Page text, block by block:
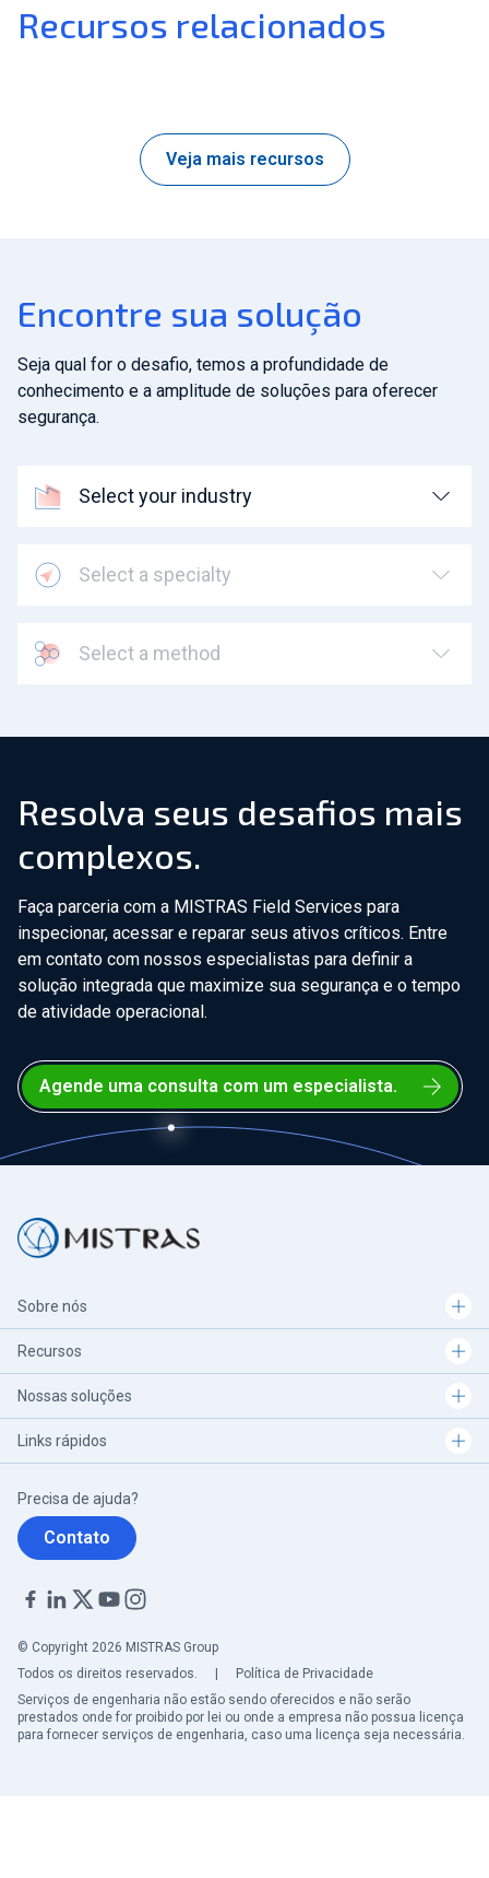
Recursos relacionados
Veja mais recursos
Encontre sua solução
Seja qual for o desafio, temos a profundidade de
conhecimento e a amplitude de soluções para oferecer
segurança.
Select your industry
Select a specialty
Select a method
Resolva seus desafios mais
complexos.
Faça parceria com a MISTRAS Field Services para
inspecionar, acessar e reparar seus ativos críticos. Entre
em contato com nossos especialistas para definir a
solução integrada que maximize sua segurança e o tempo
de atividade operacional.
Agende uma consulta com um especialista.
Sobre nós
Recursos
Nossas soluções
Links rápidos
Precisa de ajuda?
Contato
© Copyright 2026 MISTRAS Group
Todos os direitos reservados.
Política de Privacidade
Serviços de engenharia não estão sendo oferecidos e não serão
prestados onde for proibido por lei ou onde a empresa não possua licença
para fornecer serviços de engenharia, caso uma licença seja necessária.